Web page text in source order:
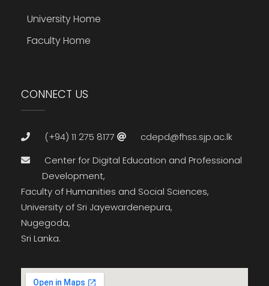
University Home
Faculty Home
CONNECT US
(+94) 11 275 8177
cdepd@fhss.sjp.ac.lk
Center for Digital Education and Professional
Development,
Faculty of Humanities and Social Sciences,
University of Sri Jayewardenepura,
Nugegoda,
Sri Lanka.